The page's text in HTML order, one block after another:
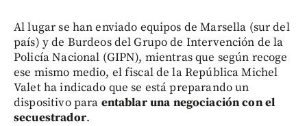
Al lugar se han enviado equipos de Marsella (sur del
país) y de Burdeos del Grupo de Intervención de la
Policía Nacional (GIPN), mientras que según recoge
ese mismo medio, el fiscal de la República Michel
Valet ha indicado que se está preparando un
dispositivo para entablar una negociación con el
secuestrador.